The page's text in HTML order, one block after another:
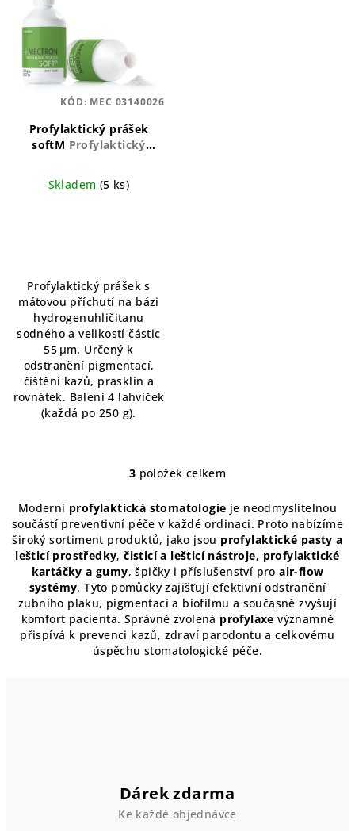
Profylaktický prášek
softM Profylaktický
příchutí pro šetrné čištění
zubů
Skladem (5 ks)
z
5
hvězdiček.
Profylaktický prášek s
mátovou příchutí na bázi
hydrogenuhličitanu
sodného a velikostí částic
55 μm. Určený k
odstranění pigmentací,
čištění kazů, prasklin a
rovnátek. Balení 4 lahviček
(každá po 250 g).
KÓD: MEC 03140026
O
l
á
d
a
c
í
p
r
s
u
3 položek celkem
Moderní profylaktická stomatologie je neodmyslitelnou
součástí preventivní péče v každé ordinaci. Proto nabízíme
široký sortiment produktů, jako jsou profylaktické pasty a
lešticí prostředky,čisticí a lešticí nástroje, profylaktické
kartáčky a gumy, špičky i příslušenství proair-flow
systémy. Tyto pomůcky zajišťují efektivní odstranění
zubního plaku, pigmentací a biofilmu a současně zvyšují
komfort pacienta. Správně zvolená profylaxe významně
přispívá k prevenci kazů, zdraví parodontu a celkovému
úspěchu stomatologické péče.
Dárek zdarma
Ke každé objednávce